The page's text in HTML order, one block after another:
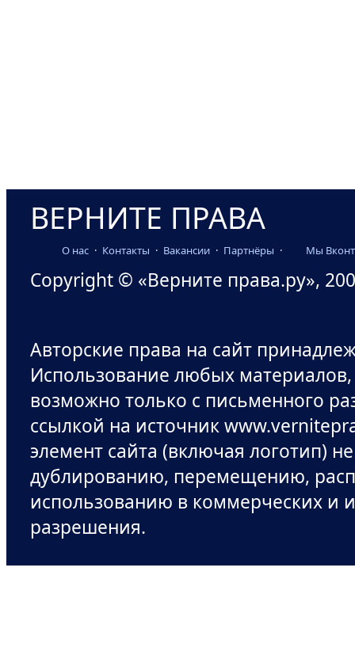
ВЕРНИТЕ ПРАВА
О нас · Контакты · Вакансии · Партнёры · Мы
Copyright © «Верните права.ру»,
Авторские права на сайт
Использование любых
возможно только с письменного
ссылкой на источник
элемент сайта (включая логотип)
дублированию, перемещению,
использованию в коммерческих и
разрешения.